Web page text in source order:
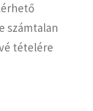
számtalan
tételére